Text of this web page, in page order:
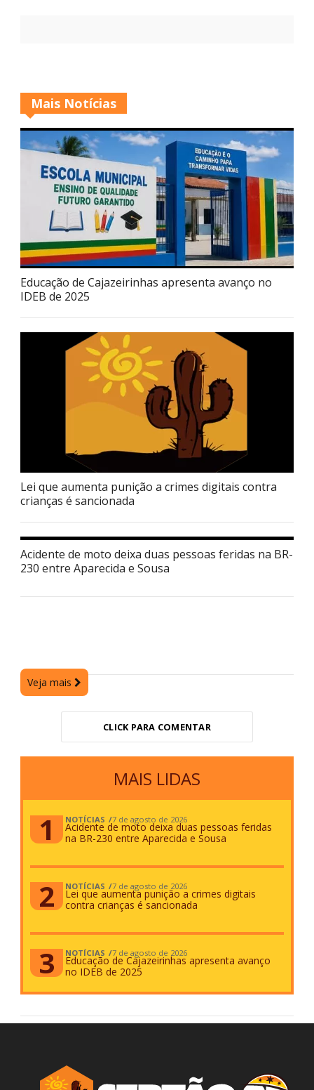
Mais Notícias
Educação de Cajazeirinhas apresenta avanço no
IDEB de 2025
Lei que aumenta punição a crimes digitais contra
crianças é sancionada
Acidente de moto deixa duas pessoas feridas na BR-
230 entre Aparecida e Sousa
Veja mais
CLICK PARA COMENTAR
MAIS LIDAS
NOTÍCIAS 7 de agosto de 2026
Acidente de moto deixa duas pessoas feridas
na BR-230 entre Aparecida e Sousa
NOTÍCIAS 7 de agosto de 2026
Lei que aumenta punição a crimes digitais
contra crianças é sancionada
NOTÍCIAS 7 de agosto de 2026
Educação de Cajazeirinhas apresenta avanço
no IDEB de 2025